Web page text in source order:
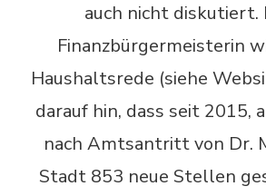
auch nicht diskutiert.
Finanzbürgermeisterin
Haushaltsrede (siehe
darauf hin, dass seit 2015,
nach Amtsantritt von Dr.
Stadt 853 neue Stellen